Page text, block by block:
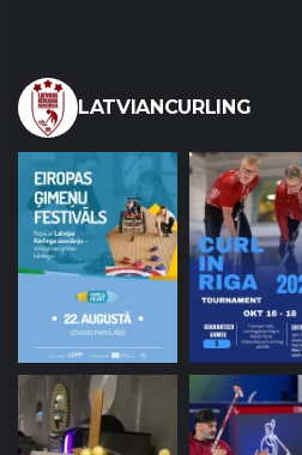
LATVIANCURLING